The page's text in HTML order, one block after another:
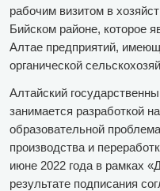
рабочим визитом в
Бийском районе, которое
Алтае предприятий,
органической
Алтайский
занимается разработкой
образовательной
производства и
июне 2022 года в рамках
результате подписания